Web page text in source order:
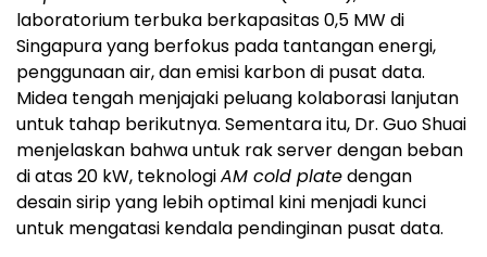
laboratorium terbuka berkapasitas 0,5 MW di
Singapura yang berfokus pada tantangan energi,
penggunaan air, dan emisi karbon di pusat data.
Midea tengah menjajaki peluang kolaborasi lanjutan
untuk tahap berikutnya. Sementara itu, Dr. Guo Shuai
menjelaskan bahwa untuk rak server dengan beban
di atas 20 kW, teknologiAM cold platedengan
desain sirip yang lebih optimal kini menjadi kunci
untuk mengatasi kendala pendinginan pusat data.